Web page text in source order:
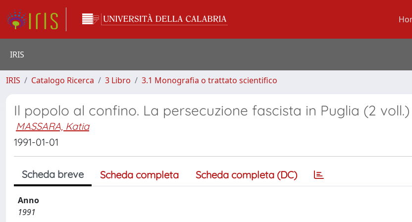
IRIS
IRIS Catalogo Ricerca 3 Libro 3.1 Monografia o trattato scientifico
Il popolo al confino. La persecuzione fascista in Puglia (2 voll.)
MASSARA, Katia
1991-01-01
Scheda breve Scheda completa Scheda completa (DC)
Anno
1991